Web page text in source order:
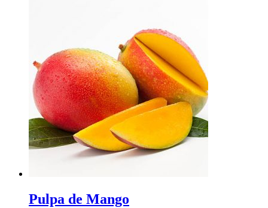
Pulpa de Mango